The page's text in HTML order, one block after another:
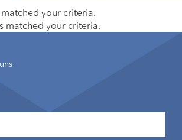
your criteria.
matched your criteria.